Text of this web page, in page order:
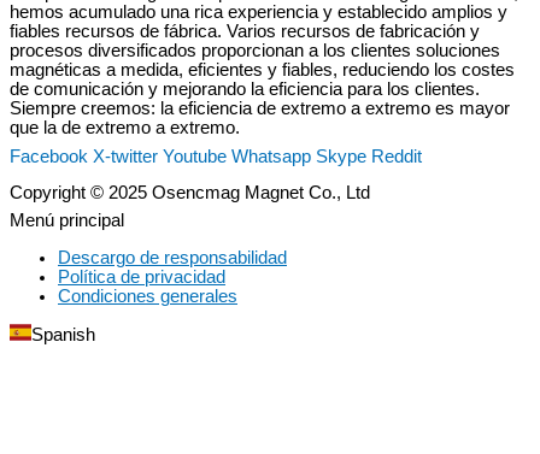
hemos acumulado una rica experiencia y establecido amplios y
fiables recursos de fábrica. Varios recursos de fabricación y
procesos diversificados proporcionan a los clientes soluciones
magnéticas a medida, eficientes y fiables, reduciendo los costes
de comunicación y mejorando la eficiencia para los clientes.
Siempre creemos: la eficiencia de extremo a extremo es mayor
que la de extremo a extremo.
Facebook X-twitter Youtube Whatsapp Skype Reddit
Copyright © 2025 Osencmag Magnet Co., Ltd
Menú principal
Descargo de responsabilidad
Política de privacidad
Condiciones generales
Spanish